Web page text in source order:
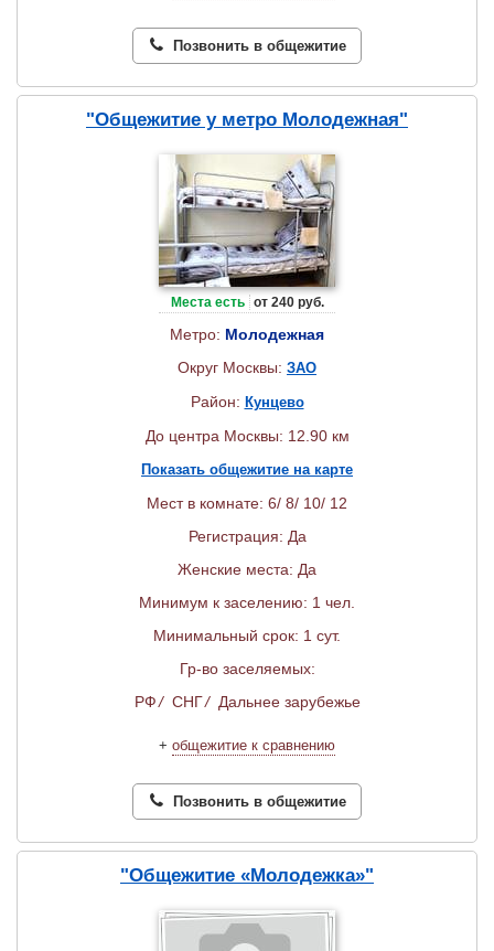
Позвонить в общежитие
"Общежитие у метро Молодежная"
Места есть от 240 руб.
Метро: Молодежная
Округ Москвы: ЗАО
Район: Кунцево
До центра Москвы: 12.90 км
Показать общежитие на карте
Мест в комнате: 6/ 8/ 10/ 12
Регистрация: Да
Женские места: Да
Минимум к заселению: 1 чел.
Минимальный срок: 1 сут.
Гр-во заселяемых:
РФ/ СНГ/ Дальнее зарубежье
+ общежитие к сравнению
Позвонить в общежитие
"Общежитие «Молодежка»"